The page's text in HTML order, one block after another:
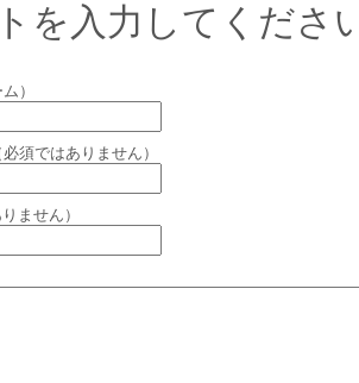
を入力してくださ
）
須ではありません）
ません）